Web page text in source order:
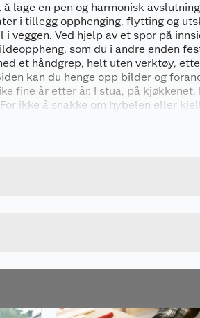
lage en pen og harmonisk
i tillegg opphenging, flytting og
veggen. Ved hjelp av et spor på
som du i andre enden
et håndgrep, helt uten verktøy,
kan du henge opp bilder og
fine år etter år. I stua, på
ikke å snakke om hybelen eller
S-0502Y bomull
bilder i høyden - ekstra
kroker. Opphenget festes i
bruk av verktøy. Vekten av bildene
stifter som går inn i stenderverket.